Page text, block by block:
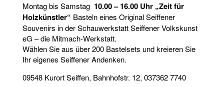
Montag bis Samstag 10.00 – 16.00 Uhr „Zeit für
Holzkünstler“ Basteln eines Original Seiffener
Souvenirs in der Schauwerkstatt Seiffener Volkskunst
eG – die Mitmach-Werkstatt.
Wählen Sie aus über 200 Bastelsets und kreieren Sie
Ihr eigenes Seiffener Andenken.
09548 Kurort Seiffen, Bahnhofstr. 12, 037362 7740